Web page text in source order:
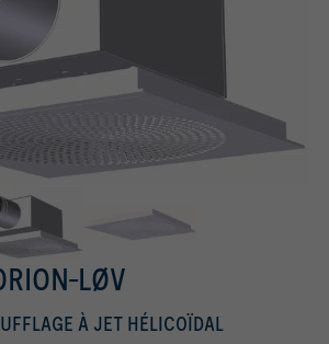
LØV
À JET HÉLICOÏDAL